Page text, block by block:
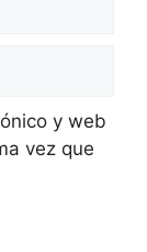
y web
vez que